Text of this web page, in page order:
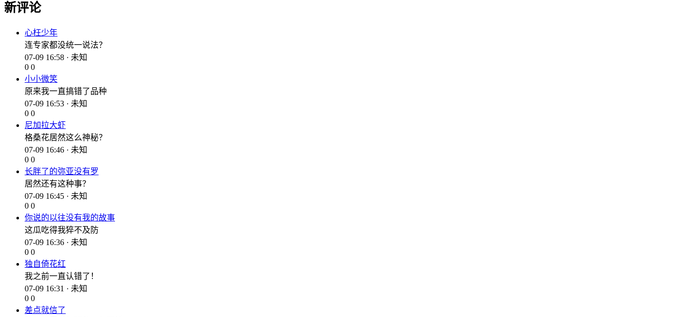
新评论
心枉少年
连专家都没统一说法？
07-09 16:58 · 未知
0 0
小小微笑
原来我一直搞错了品种
07-09 16:53 · 未知
0 0
尼加拉大虾
格桑花居然这么神秘？
07-09 16:46 · 未知
0 0
长胖了的弥亚没有罗
居然还有这种事？
07-09 16:45 · 未知
0 0
你说的以往没有我的故事
这瓜吃得我猝不及防
07-09 16:36 · 未知
0 0
独自倚花红
我之前一直认错了！
07-09 16:31 · 未知
0 0
差点就信了